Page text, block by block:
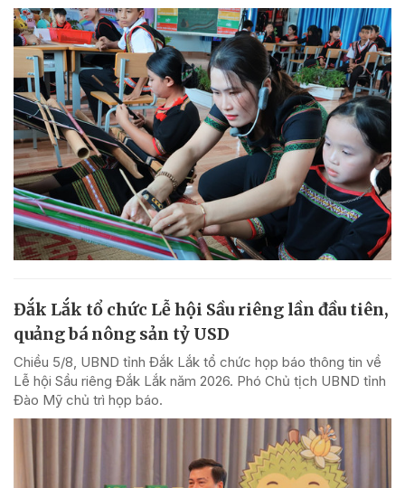
Đắk Lắk tổ chức Lễ hội Sầu riêng lần đầu tiên,
quảng bá nông sản tỷ USD
Chiều 5/8, UBND tỉnh Đắk Lắk tổ chức họp báo thông tin về
Lễ hội Sầu riêng Đắk Lắk năm 2026. Phó Chủ tịch UBND tỉnh
Đào Mỹ chủ trì họp báo.